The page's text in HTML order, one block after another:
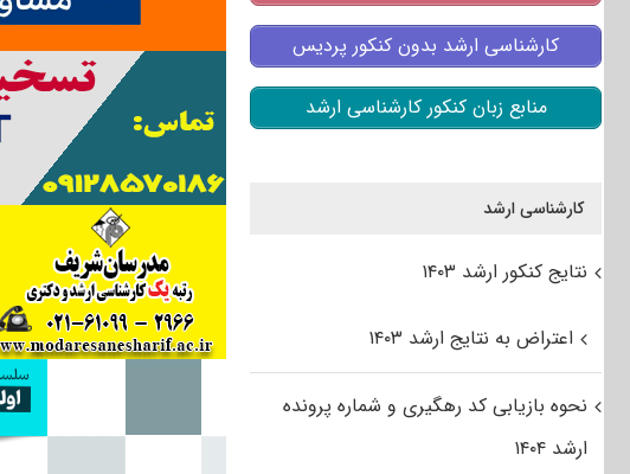
کارشناسی ارشد بدون کنکور پردیس
منابع زبان کنکور کارشناسی ارشد
کارشناسی ارشد
نتایج کنکور ارشد ۱۴۰۳
اعتراض به نتایج ارشد ۱۴۰۳
نحوه بازیابی کد رهگیری و شماره پرونده
ارشد ۱۴۰۴